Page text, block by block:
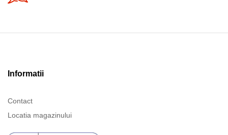
Informatii
Contact
Locatia magazinului